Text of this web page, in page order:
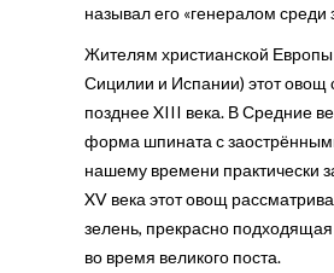
называл его «генералом среди
Жителям христианской
Сицилии и Испании) этот овощ
позднее XIII века. В Средние
форма шпината с
нашему времени практически
XV века этот овощ
зелень, прекрасно
во время великого поста.